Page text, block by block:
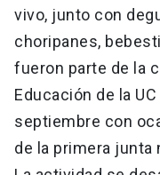
vivo, junto con
choripanes,
fueron parte de la
Educación de la
septiembre con
de la primera junta